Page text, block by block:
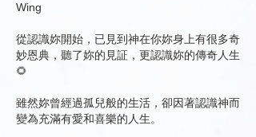
Wing
從認識妳開始，已見到神在你妳身上有很多奇
妙恩典，聽了妳的見証，更認識妳的傳奇人生
🌻
雖然妳曾經過孤兒般的生活，卻因著認識神而
變為充滿有愛和喜樂的人生。